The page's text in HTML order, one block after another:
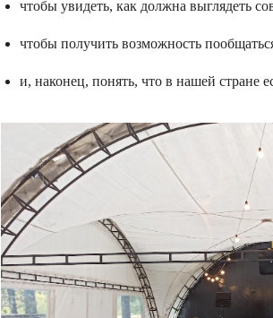
чтобы увидеть, как должна выглядеть
чтобы получить возможность
и, наконец, понять, что в нашей стране